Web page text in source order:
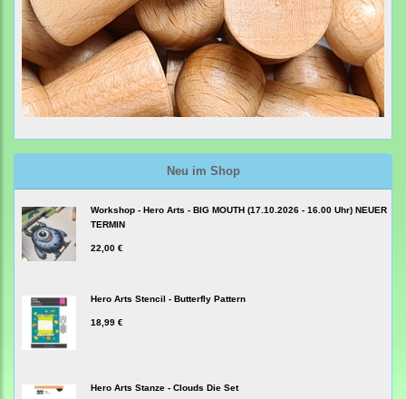
Neu im Shop
Workshop - Hero Arts - BIG MOUTH (17.10.2026 - 16.00 Uhr) NEUER
TERMIN
22,00 €
Hero Arts Stencil - Butterfly Pattern
18,99 €
Hero Arts Stanze - Clouds Die Set